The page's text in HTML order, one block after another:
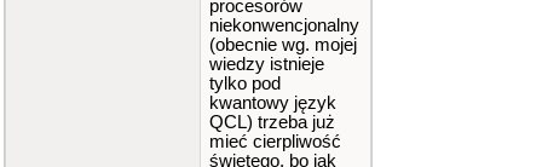
procesorów
niekonwencjonalny
(obecnie wg. mojej
wiedzy istnieje
tylko pod
kwantowy język
QCL) trzeba już
mieć cierpliwość
świętego, bo jak